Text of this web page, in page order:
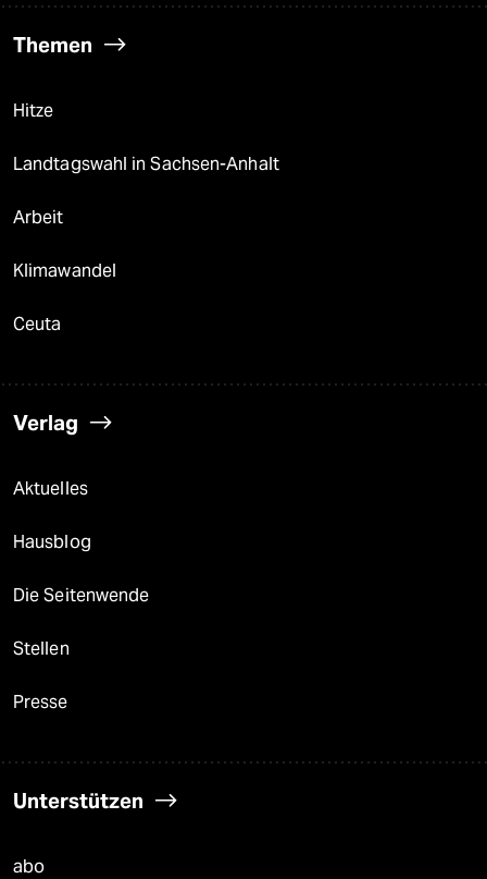
Themen
Hitze
Landtagswahl in Sachsen-Anhalt
Arbeit
Klimawandel
Ceuta
Verlag
Aktuelles
Hausblog
Die Seitenwende
Stellen
Presse
Unterstützen
abo